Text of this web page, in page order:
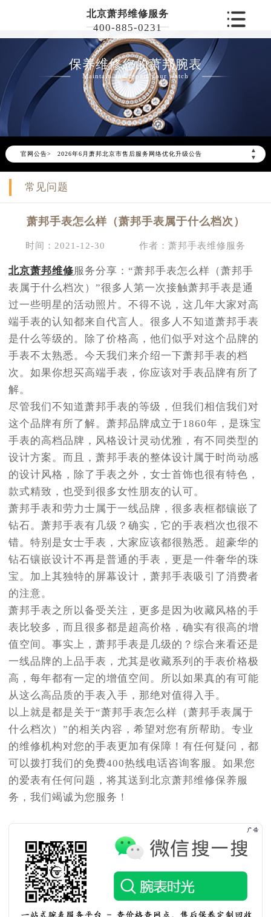
北京萧邦维修服务
400-885-0231
保养维修您的萧邦腕表
Maintain and repair your watch
官网公告>
▲
▼
2026年6月萧邦北京市售后服务网络优化升级公告
2026年6月北京市萧邦官方售后客户服务热线：400-885-0231
2026年6月萧邦售后服务中心最新网点地址：
节假日正常营业！
常见问题
萧邦手表怎么样（萧邦手表属于什么档次）
时间：2021-12-30 作者：萧邦手表维修服务
北京萧邦维修服务分享：“萧邦手表怎么样（萧邦手
表属于什么档次）”很多人第一次接触萧邦手表是通
过一些明星的活动照片。不得不说，这几年大家对高
端手表的认知都来自代言人。很多人不知道萧邦手表
是什么等级的。除了价格高，他们似乎对这个品牌的
手表不太熟悉。今天我们来介绍一下萧邦手表的档
次。如果你想买高端手表，你应该对手表品牌有所了
解。
尽管我们不知道萧邦手表的等级，但我们相信我们对
这个品牌有所了解。萧邦品牌成立于1860年，是珠宝
手表的高档品牌，风格设计灵动优雅，有不同类型的
设计方案。而且，萧邦手表的整体设计属于时尚动感
的设计风格，除了手表之外，女士首饰也很有特色，
款式精致，也受到很多女性朋友的认可。
萧邦手表和劳力士属于一线品牌，很多表框都镶嵌了
钻石。萧邦手表有几级？确实，它的手表档次也很不
错。特别是女士手表，大家应该都很熟悉。超豪华的
钻石镶嵌设计不再是普通的手表，更是一件奢华的珠
宝。加上其独特的屏幕设计，萧邦手表吸引了消费者
的注意。
萧邦手表之所以备受关注，更多是因为收藏风格的手
表比较多，而且很多都是超高价格，确实有很高的增
值空间。事实上，萧邦手表是几级的？综合来看还是
一线品牌的上品手表，尤其是收藏系列的手表价格极
高，每年都有一定的增值空间。所以如果真的有可能
从这么高品质的手表入手，那绝对值得入手。
以上就是都是关于“萧邦手表怎么样（萧邦手表属于
什么档次）”的相关内容，希望对您有所帮助。专业
的维修机构对您的手表更加有保障！有任何疑问，都
可以拨打我们的免费400热线电话咨询客服。如果您
的爱表有任何问题，将其送到北京萧邦维修保养服
务，我们竭诚为您服务！